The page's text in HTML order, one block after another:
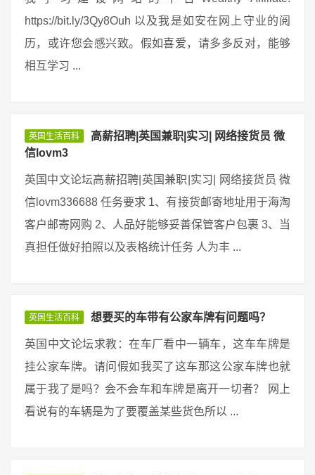
https://bit.ly/3Qy8Ouh 以及我是如安在网上守业的阅
历，或许您会感兴致。假如喜爱，请多多反对，能够
相互学习 ...
英国生活百科
高薪招聘|英国兼职|实习| 网络接货员 微
信lovm3
英国中文论坛高薪招聘|英国兼职|实习| 网络接货员 微
信lovm336688 任务要求 1、有接货邮寄地址用于海淘
客户邮寄网购 2、人品好能够妥善保管客户包裹 3、当
真担任做好拍照以及表格统计任务 人为丰 ...
英国生活百科 想要买的车带有公家车牌有问题吗？
英国中文论坛求教：在车厂看中一辆车，这车车牌是
挂公家车牌。请问假如我买了这车那这公家车牌也就
属于我了是吗？会不会车和车牌是离开一切者？ 网上
看说有的车辆是为了要覆盖某些货色所以 ...